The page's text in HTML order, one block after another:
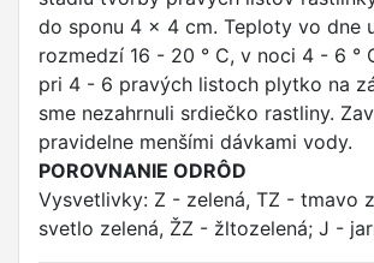
do sponu 4 x 4 cm. Teploty vo dne
rozmedzí 16 - 20 ° C, v noci 4 - 6 °
pri 4 - 6 pravých listoch plytko na
sme nezahrnuli srdiečko rastliny.
pravidelne menšími dávkami vody.
POROVNANIE ODRÔD
Vysvetlivky: Z - zelená, TZ - tmavo
svetlo zelená, ŽZ - žltozelená; J -